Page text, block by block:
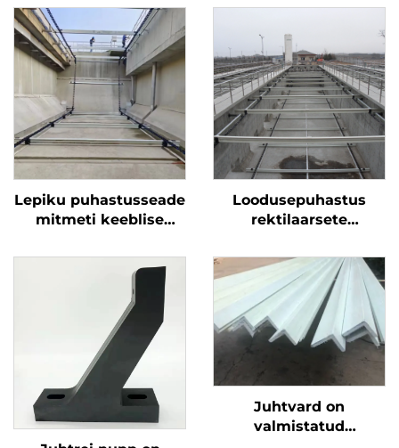
Lepiku puhastusseade
mitmeti keeblise
Loodusepuhastus
rektilaarsete
kaevandamiseks
lammuti
Juhtvard on
valmistatud